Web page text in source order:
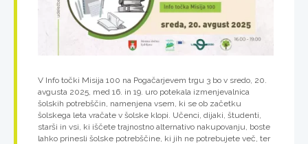
V Info točki Misija 100 na Pogačarjevem trgu 3 bo v sredo, 20.
avgusta 2025, med 16. in 19. uro potekala izmenjevalnica
šolskih potrebščin, namenjena vsem, ki se ob začetku
šolskega leta vračate v šolske klopi. Učenci, dijaki, študenti,
starši in vsi, ki iščete trajnostno alternativo nakupovanju, boste
lahko prinesli šolske potrebščine, ki jih ne potrebujete več, ter